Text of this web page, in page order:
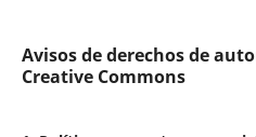
Avisos de derechos de
Creative Commons